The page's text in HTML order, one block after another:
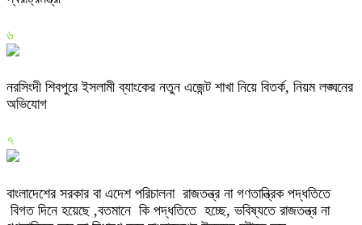
৬
নরসিংদী শিবপুরে ইসলামী ব্যাংকের নতুন এজেন্ট শাখা নিয়ে বিতর্ক, নিয়ম লঙ্ঘনের
অভিযোগ
৭
বাংলাদেশের সরকার বা এদেশ পরিচালনা রাজতন্ত্র না গণতান্ত্রিক পদ্ধতিতে
বিগত দিনে হয়েছে ,বতমানে কি পদ্ধতিতে হচ্ছে, ভবিষ্যতে রাজতন্ত্র না